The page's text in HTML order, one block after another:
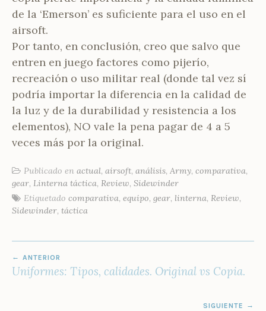
de la ‘Emerson’ es suficiente para el uso en el
airsoft.
Por tanto, en conclusión, creo que salvo que
entren en juego factores como pijerío,
recreación o uso militar real (donde tal vez sí
podría importar la diferencia en la calidad de
la luz y de la durabilidad y resistencia a los
elementos), NO vale la pena pagar de 4 a 5
veces más por la original.
Publicado en actual, airsoft, análisis, Army, comparativa,
gear, Linterna táctica, Review, Sidewinder
Etiquetado comparativa, equipo, gear, linterna, Review,
Sidewinder, táctica
DE
ANTERIOR
Uniformes: Tipos, calidades. Original vs Copia.
SIGUIENTE